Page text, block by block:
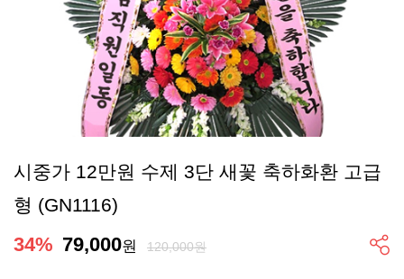
시중가 12만원 수제 3단 새꽃 축하화환 고급
형 (GN1116)
34% 79,000원 120,000원